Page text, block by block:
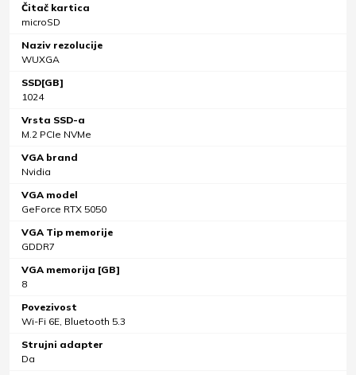
Čitač kartica
microSD
Naziv rezolucije
WUXGA
SSD[GB]
1024
Vrsta SSD-a
M.2 PCIe NVMe
VGA brand
Nvidia
VGA model
GeForce RTX 5050
VGA Tip memorije
GDDR7
VGA memorija [GB]
8
Povezivost
Wi-Fi 6E, Bluetooth 5.3
Strujni adapter
Da